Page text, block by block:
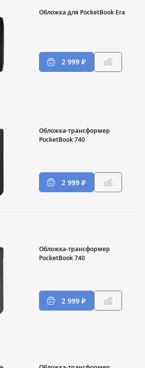
Обложка для PocketBook Era
2 999 ₽
Обложка-трансформер
PocketBook 740
2 999 ₽
Обложка-трансформер
PocketBook 740
2 999 ₽